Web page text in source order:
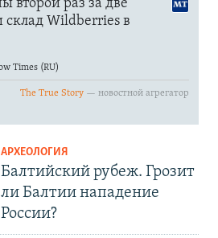
АРХЕОЛОГИЯ
Балтийский рубеж. Грозит
ли Балтии нападение
России?